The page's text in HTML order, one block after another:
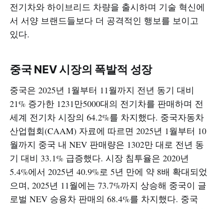
전기차와 하이브리드 차량을 출시하며 기술 혁신에
서 서양 브랜드들보다 더 공격적인 행보를 보이고
있다.​
중국 NEV 시장의 폭발적 성장
중국은 2025년 1월부터 11월까지 전년 동기 대비
21% 증가한 1231만5000대의 전기차를 판매하며 전
세계 전기차 시장의 64.2%를 차지했다. 중국자동차
산업협회(CAAM) 자료에 따르면 2025년 1월부터 10
월까지 중국 내 NEV 판매량은 1302만 대로 전년 동
기 대비 33.1% 급증했다. 시장 침투율은 2020년
5.4%에서 2025년 40.9%로 5년 만에 약 8배 확대되었
으며, 2025년 11월에는 73.7%까지 상승해 중국이 글
로벌 NEV 승용차 판매의 68.4%를 차지했다. 중국